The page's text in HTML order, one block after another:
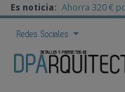
Es noticia: Ahorra 320 €
Redes Sociales